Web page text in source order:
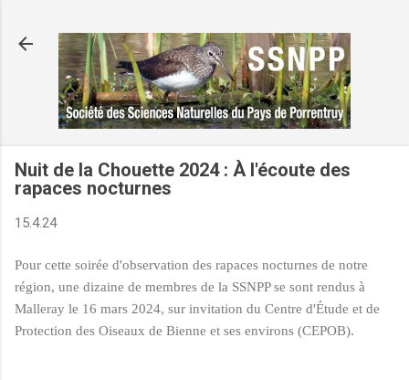
Nuit de la Chouette 2024 : À l'écoute des
rapaces nocturnes
15.4.24
Pour cette soirée d'observation des rapaces nocturnes de notre
région, une dizaine de membres de la SSNPP se sont rendus à
Malleray le 16 mars 2024, sur invitation du Centre d'Étude et de
Protection des Oiseaux de Bienne et ses environs (CEPOB).